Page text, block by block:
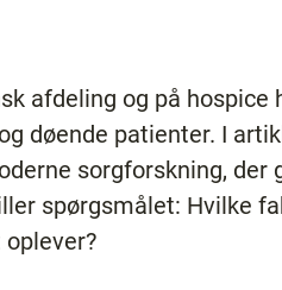
afdeling og på
døende patienter. I
sorgforskning, der
spørgsmålet: Hvilke